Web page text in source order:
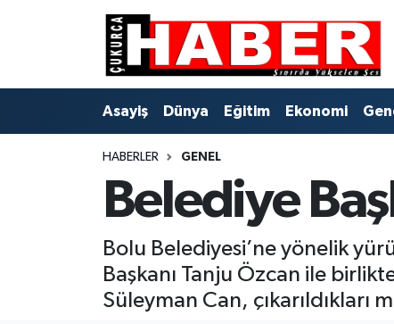
Asayiş Dünya Eğitim Ekonomi
HABERLER GENEL
Belediye
Bolu Belediyesi’ne yönelik
Başkanı Tanju Özcan ile
Süleyman Can, çıkarıldıkları
Gündem
Hava Durumu
Trafik Durumu
Süper Lig Puan Durumu ve Fikstür
Tüm Manşetler
Son Dakika Haberleri
Haber Arşivi